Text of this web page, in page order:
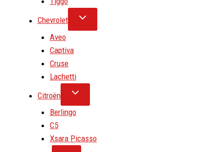
Chevrolet
Aveo
Captiva
Cruse
Lachetti
Citroën
Berlingo
C5
Xsara Picasso